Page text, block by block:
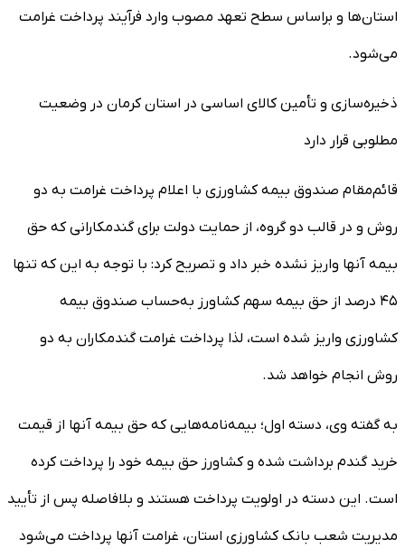
استان‌ها و براساس سطح تعهد مصوب وارد فرآیند پرداخت غرامت
می‌شود.
ذخیره‌سازی و تأمین کالای اساسی در استان کرمان در وضعیت
مطلوبی قرار دارد
قائم‌مقام صندوق بیمه کشاورزی با اعلام پرداخت غرامت به دو
روش و در قالب دو گروه، از حمایت دولت برای گندمکارانی که حق
بیمه آنها واریز نشده خبر داد و تصریح کرد: با توجه به این که تنها
۴۵ درصد از حق بیمه سهم کشاورز به‌حساب صندوق بیمه
کشاورزی واریز شده است، لذا پرداخت غرامت گندمکاران به دو
روش انجام خواهد شد.
به گفته وی، دسته اول؛ بیمه‌نامه‌هایی که حق بیمه آنها از قیمت
خرید گندم برداشت شده و کشاورز حق بیمه خود را پرداخت کرده
است. این دسته در اولویت پرداخت هستند و بلافاصله پس از تأیید
مدیریت شعب بانک کشاورزی استان، غرامت آنها پرداخت می‌شود